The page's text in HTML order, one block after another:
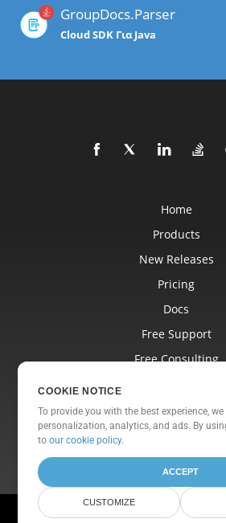
GroupDocs.Parser
Cloud SDK Για Java
Home
Products
New Releases
Pricing
Docs
Free Support
Free Consulting
Websites
About
© Aspose Pty Ltd 2001-2026. All
COOKIE NOTICE
To provide you with the best experience,
personalization, analytics, and ads. By
toour cookie policy.
ACCEPT
CUSTOMIZE